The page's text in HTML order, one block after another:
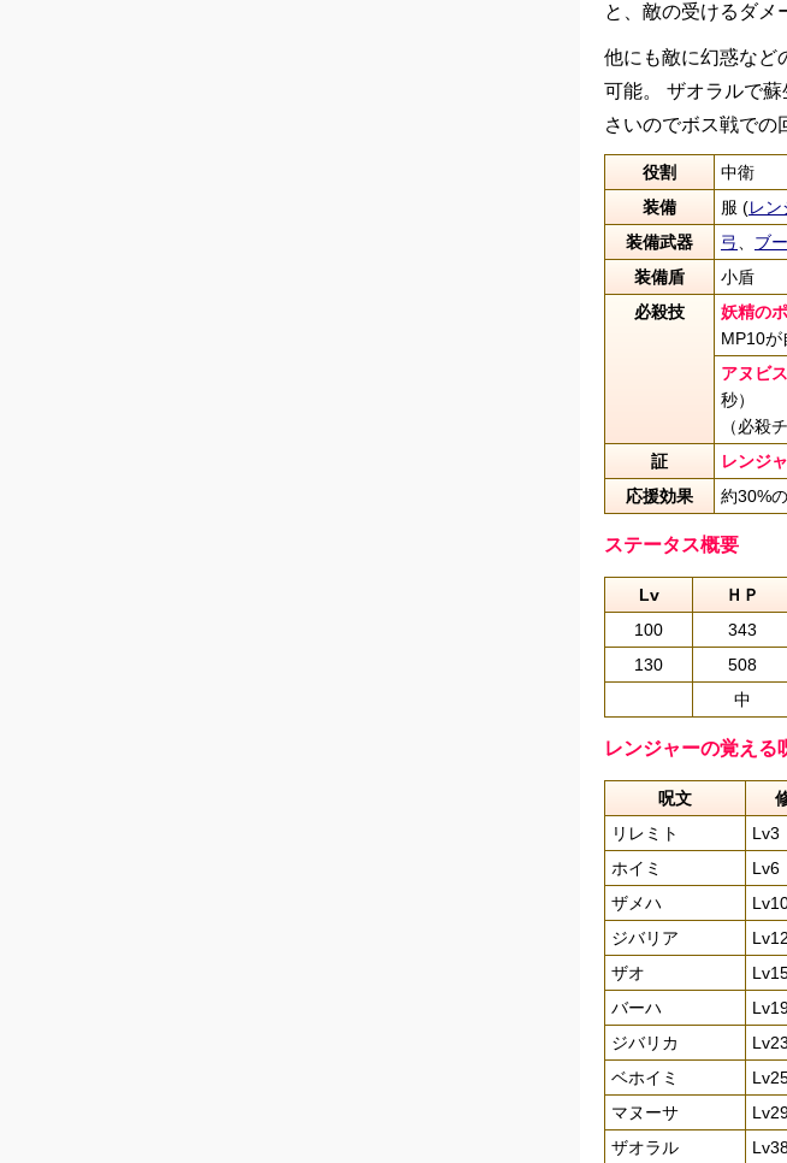
と、敵の受けるダメ
他にも敵に幻惑など
可能。 ザオラルで
さいのでボス戦での
役割
中衛
装備
服 (レ
装備武器
弓 ブ
装備盾
小盾
必殺技
妖精の
MP10が
アヌビ
秒）
（必殺
証
レンジ
応援効果
約30%
ステータス概要
Lv ＨＰ
100
343
130
508
中
レンジャーの覚える
呪文
リレミト
Lv3
ホイミ
Lv6
ザメハ
ジバリア
Lv12
ザオ
バーハ
ジバリカ
Lv23
ベホイミ
マヌーサ
ザオラル